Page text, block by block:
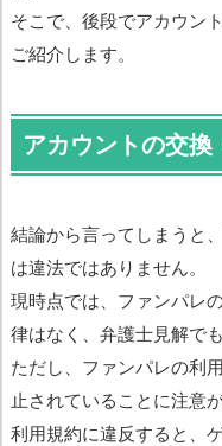
そこで、後段でアカウン
ご紹介します。
アカウントの交
結論から言ってしまうと
は違法ではありません。
現時点では、ファンパレ
律はなく、弁護士見解で
ただし、ファンパレの利
止されていることに注意
利用規約に違反すると、